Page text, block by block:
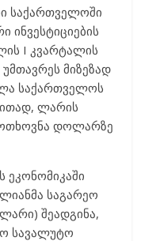
საქართველოში
I კვარტალის
მიზეზად
საქართველოს
ლარის
დოლარზე
ეკონომიკაში
საგარეო
შეადგინა,
სავალუტო